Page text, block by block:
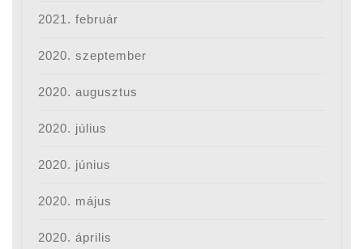
2021. február
2020. szeptember
2020. augusztus
2020. július
2020. június
2020. május
2020. április